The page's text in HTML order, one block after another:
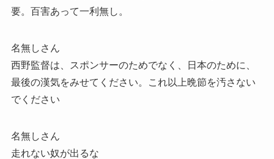
要。百害あって一利無し。
名無しさん
西野監督は、スポンサーのためでなく、日本のために、
最後の漢気をみせてください。これ以上晩節を汚さない
でください
名無しさん
走れない奴が出るな